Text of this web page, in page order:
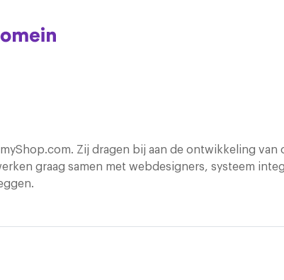
Zij dragen bij aan de ontwikkeling
graag samen met webdesigners, systeem